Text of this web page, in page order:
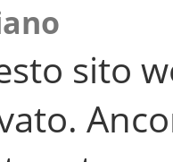
sito